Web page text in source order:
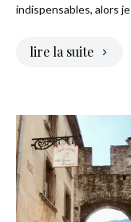
indispensables, alors
lire la suite